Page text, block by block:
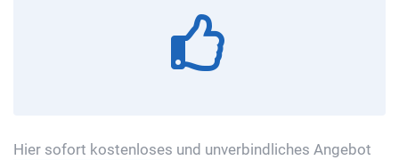
Hier sofort kostenloses und unverbindliches Angebot